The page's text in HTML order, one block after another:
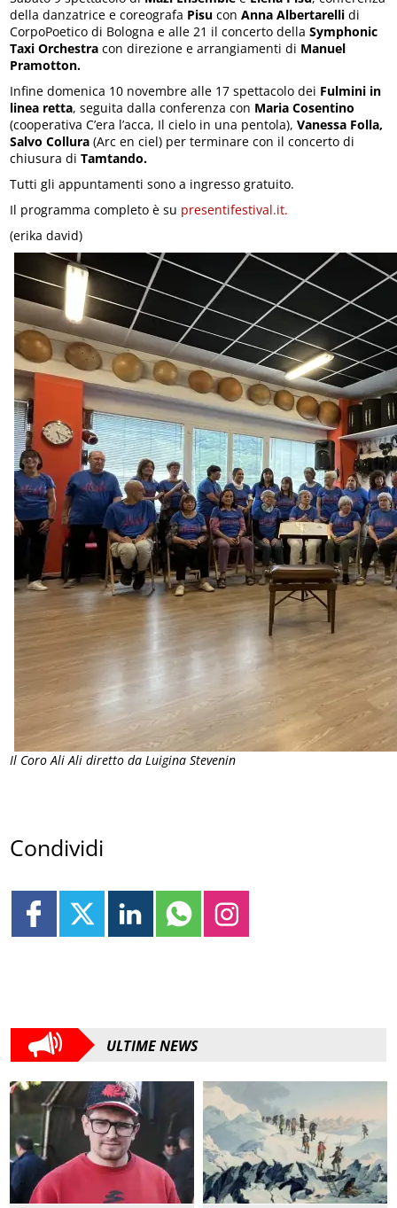
della danzatrice e coreografa Pisu con Anna Albertarelli di
CorpoPoetico di Bologna e alle 21 il concerto dellaSymphonic
Taxi Orchestra con direzione e arrangiamenti di Manuel
Pramotton.
Infine domenica 10 novembre alle 17 spettacolo dei Fulmini in
linea retta, seguita dalla conferenza con Maria Cosentino
(cooperativa C’era l’acca, Il cielo in una pentola), Vanessa Folla,
Salvo Collura (Arc en ciel) per terminare con il concerto di
chiusura di Tamtando.
Tutti gli appuntamenti sono a ingresso gratuito.
Il programma completo è su presentifestival.it.
(erika david)
Il Coro Ali Ali diretto da Luigina Stevenin
Condividi
ATTUALITA' MONTAGNA